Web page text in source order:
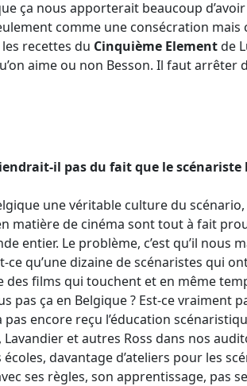
ça nous apporterait beaucoup
comme une consécration
recettes du Cinquième Elementde
aime ou non Besson. Il faut
il pas du fait que le
une véritable culture du
matière de cinéma sont tout à fait
entier. Le problème, c’est qu’il nous
qu’une dizaine de scénaristes qui
des films qui touchent et en même
pas ça en Belgique ? Est-ce vraiment
pas encore reçu l’éducation
et autres Ross dans nos
davantage d’ateliers pour les
ses règles, son apprentissage, pas